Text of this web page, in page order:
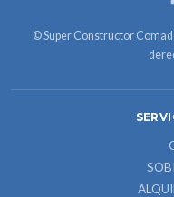
© Super Constructor